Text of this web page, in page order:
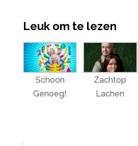
Leuk om te lezen
Schoon
Genoeg!
Zachtop
Lachen